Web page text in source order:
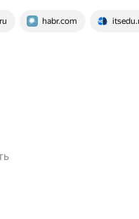
habr.com